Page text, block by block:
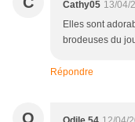
Cathy05 13/04/
Elles sont
brodeuses du
Répondre
O